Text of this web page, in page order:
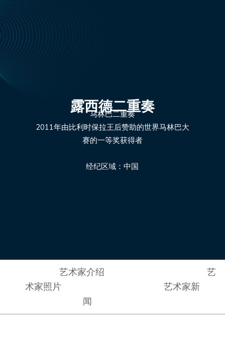
露西德二重奏
马林巴二重奏
2011年由比利时保拉王后赞助的世界马林巴大
赛的一等奖获得者
经纪区域：中国
艺术家介绍
艺
术家照片
艺术家新
闻